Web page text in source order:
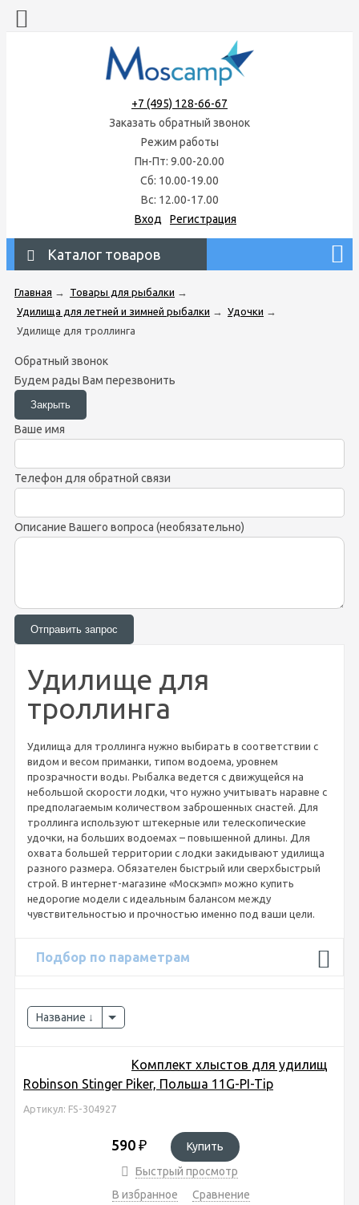
+7 (495) 128-66-67
Заказать обратный звонок
Режим работы
Пн-Пт: 9.00-20.00
Сб: 10.00-19.00
Вс: 12.00-17.00
Вход
Регистрация
Каталог товаров
Главная → Товары для рыбалки →
Удилища для летней и зимней рыбалки → Удочки →
Удилище для троллинга
Обратный звонок
Будем рады Вам перезвонить
Ваше имя
Телефон для обратной связи
Описание Вашего вопроса (необязательно)
Удилище для
троллинга
Удилища для троллинга нужно выбирать в соответствии с
видом и весом приманки, типом водоема, уровнем
прозрачности воды. Рыбалка ведется с движущейся на
небольшой скорости лодки, что нужно учитывать наравне с
предполагаемым количеством заброшенных снастей. Для
троллинга используют штекерные или телескопические
удочки, на больших водоемах – повышенной длины. Для
охвата большей территории с лодки закидывают удилища
разного размера. Обязателен быстрый или сверхбыстрый
строй. В интернет-магазине «Москэмп» можно купить
недорогие модели с идеальным балансом между
чувствительностью и прочностью именно под ваши цели.
Подбор по параметрам
Название
Комплект хлыстов для удилищ
Robinson Stinger Piker, Польша 11G-PI-Tip
Артикул: FS-304927
590 ₽
Купить
Быстрый просмотр
В избранное
Сравнение